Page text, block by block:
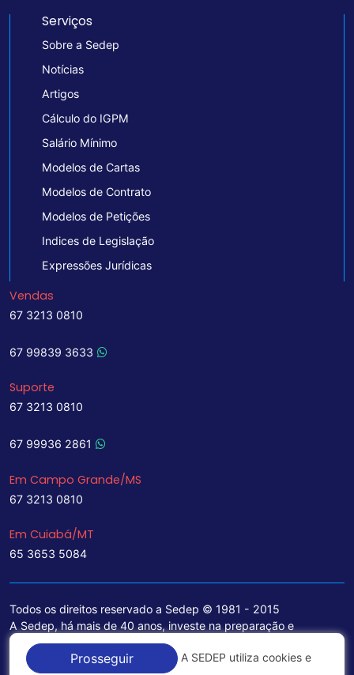
Serviços
Sobre a Sedep
Notícias
Artigos
Cálculo do IGPM
Salário Mínimo
Modelos de Cartas
Modelos de Contrato
Modelos de Petições
Indices de Legislação
Expressões Jurídicas
Vendas
67 3213 0810
67 99839 3633
Suporte
67 3213 0810
67 99936 2861
Em Campo Grande/MS
67 3213 0810
Em Cuiabá/MT
65 3653 5084
Todos os direitos reservado a Sedep © 1981 - 2015
A Sedep, há mais de 40 anos, investe na preparação e
treinamento de funcionários e na aquisição de tecnologia de
ponta para a ampliação de seu portfólio de serviços voltados
Prosseguir A SEDEP utiliza cookies e